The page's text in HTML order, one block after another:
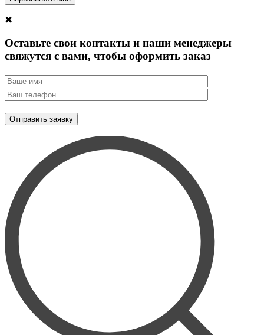
✖
Оставьте свои контакты и наши менеджеры
свяжутся с вами, чтобы оформить заказ